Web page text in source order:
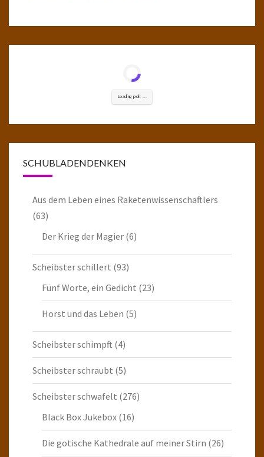
Loading poll ...
SCHUBLADENDENKEN
Aus dem Leben eines Raketenwissenschaftlers
(63)
Der Krieg der Magier (6)
Scheibster schillert (93)
Fünf Worte, ein Gedicht (23)
Horst und das Leben (5)
Scheibster schimpft (4)
Scheibster schraubt (5)
Scheibster schwafelt (276)
Black Box Jukebox (16)
Die gotische Kathedrale auf meiner Stirn (26)